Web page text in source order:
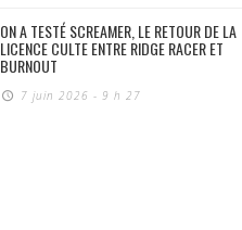
ON A TESTÉ SCREAMER, LE RETOUR DE LA
LICENCE CULTE ENTRE RIDGE RACER ET
BURNOUT
7 juin 2026 - 9 h 27